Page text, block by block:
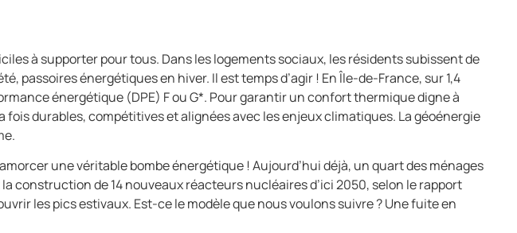
à supporter pour tous. Dans les logements sociaux, les résidents subissent de
énergétiques en hiver. Il est temps d’agir ! En Île-de-France, sur 1,4
énergétique (DPE) F ou G*. Pour garantir un confort thermique digne à
durables, compétitives et alignées avec les enjeux climatiques. La géoénergie
une véritable bombe énergétique ! Aujourd’hui déjà, un quart des ménages
construction de 14 nouveaux réacteurs nucléaires d’ici 2050, selon le rapport
les pics estivaux. Est-ce le modèle que nous voulons suivre ? Une fuite en